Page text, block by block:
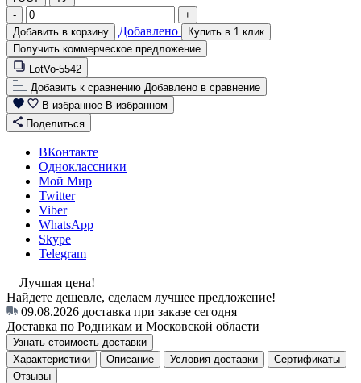
-
+
Добавить в корзину
Добавлено
Купить в 1 клик
Получить коммерческое предложение
LotVo-5542
Добавить к сравнению Добавлено в сравнение
В избранное В избранном
Поделиться
ВКонтакте
Одноклассники
Мой Мир
Twitter
Viber
WhatsApp
Skype
Telegram
Лучшая цена!
Найдете дешевле, сделаем лучшее предложение!
09.08.2026 доставка при заказе сегодня
Доставка по Родникам и Московской области
Узнать стоимость доставки
Характеристики
Описание Условия доставки
Сертификаты
Отзывы